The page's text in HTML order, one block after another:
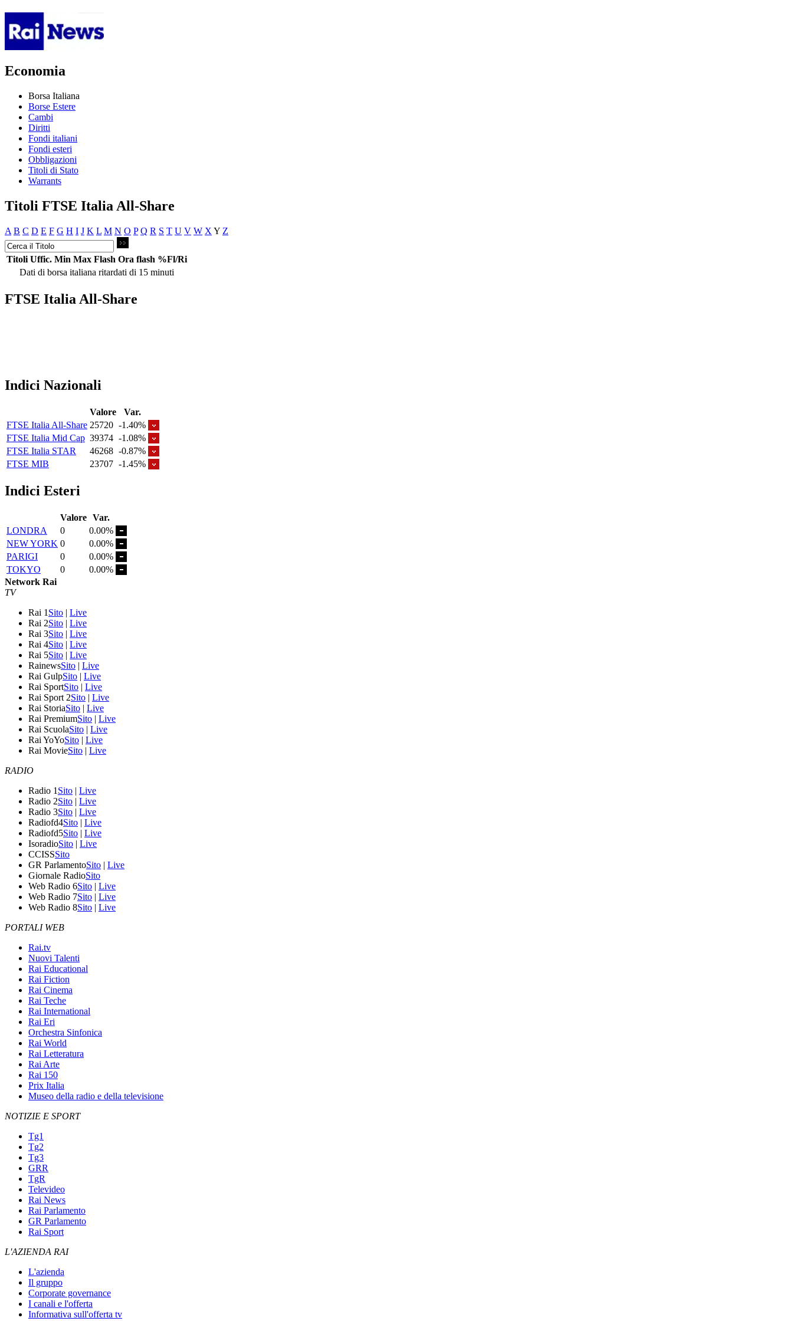
Economia
Borsa Italiana
Borse Estere
Cambi
Diritti
Fondi italiani
Fondi esteri
Obbligazioni
Titoli di Stato
Warrants
Titoli FTSE Italia All-Share
A B C D E F G H I J K L M N O P Q R S T U V W X Y Z
Titoli Uffic. Min Max Flash Ora flash %Fl/Ri
Dati di borsa italiana ritardati di 15 minuti
FTSE Italia All-Share
Indici Nazionali
Valore
Var.
FTSE Italia All-Share 25720 -1.40%
FTSE Italia Mid Cap 39374 -1.08%
FTSE Italia STAR
46268 -0.87%
FTSE MIB
23707 -1.45%
Indici Esteri
Valore Var.
LONDRA
0
0.00%
NEW YORK 0
0.00%
PARIGI
0
0.00%
TOKYO
0
0.00%
Network Rai
TV
Rai 1 Sito | Live
Rai 2Sito | Live
Rai 3Sito | Live
Rai 4Sito | Live
Rai 5Sito | Live
RainewsSito | Live
Rai GulpSito | Live
Rai SportSito | Live
Rai Sport 2Sito | Live
Rai StoriaSito | Live
Rai PremiumSito | Live
Rai ScuolaSito | Live
Rai YoYoSito | Live
Rai MovieSito | Live
RADIO
Radio 1 Sito | Live
Radio 2Sito | Live
Radio 3Sito | Live
Radiofd4Sito | Live
Radiofd5Sito | Live
IsoradioSito | Live
CCISSSito
GR ParlamentoSito | Live
Giornale RadioSito
Web Radio 6Sito | Live
Web Radio 7Sito | Live
Web Radio 8Sito | Live
PORTALI WEB
Rai.tv
Nuovi Talenti
Rai Educational
Rai Fiction
Rai Cinema
Rai Teche
Rai International
Rai Eri
Orchestra Sinfonica
Rai World
Rai Letteratura
Rai Arte
Rai 150
Prix Italia
Museo della radio e della televisione
NOTIZIE E SPORT
Tg1
Tg2
Tg3
GRR
TgR
Televideo
Rai News
Rai Parlamento
GR Parlamento
Rai Sport
L'AZIENDA RAI
L'azienda
Il gruppo
Corporate governance
I canali e l'offerta
Informativa sull'offerta tv